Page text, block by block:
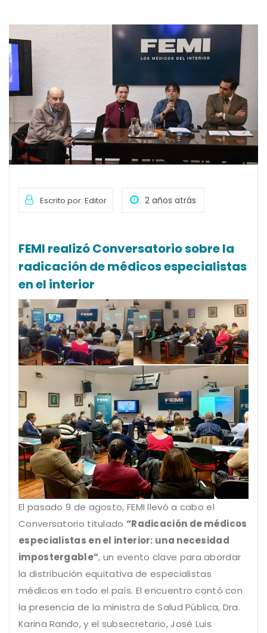
Escrito por: Editor 2 años atrás
FEMI realizó Conversatorio sobre la
radicación de médicos especialistas
en el interior
El pasado 9 de agosto, FEMI llevó a cabo el
Conversatorio titulado “Radicación de médicos
especialistas en el interior: una necesidad
impostergable”, un evento clave para abordar
la distribución equitativa de especialistas
médicos en todo el país. El encuentro contó con
la presencia de la ministra de Salud Pública, Dra.
Karina Rando, y el subsecretario, José Luis